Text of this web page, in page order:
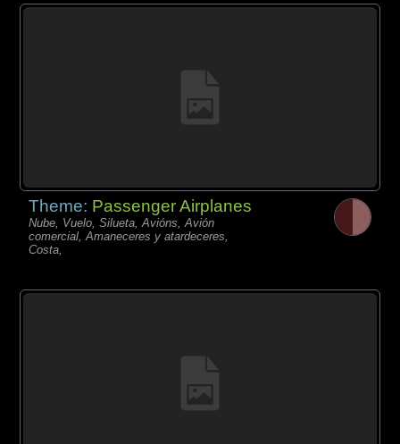
Theme: Passenger Airplanes
Nube, Vuelo, Silueta, Avións, Avión
comercial, Amaneceres y atardeceres,
Costa,